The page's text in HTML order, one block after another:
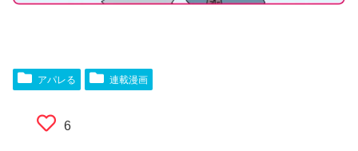
アパレる 連載漫画
6